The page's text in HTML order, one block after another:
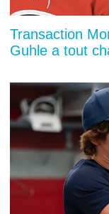
Transaction
Guhle a tout